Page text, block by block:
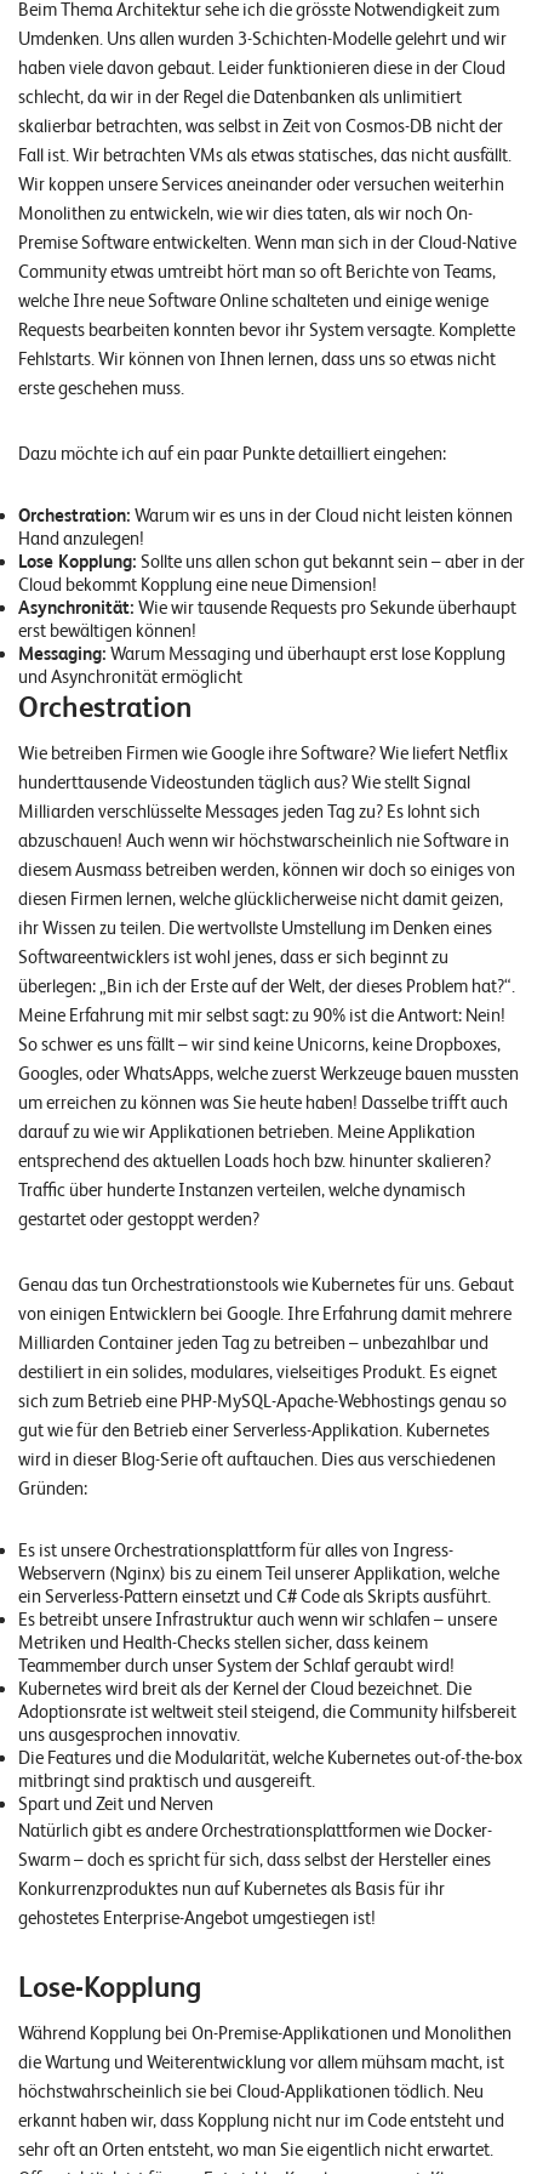
n
z
e
n
U
n
t
e
r
n
h
e
n
K
a
e
r
e
N
e
w
s
E
v
e
s
S
P
P
O
R
M
V
I
E
W
E
R
2
0
2
I
Beim Thema Architektur sehe ich die grösste Notwendigkeit zum
Umdenken. Uns allen wurden 3-Schichten-Modelle gelehrt und wir
haben viele davon gebaut. Leider funktionieren diese in der Cloud
schlecht, da wir in der Regel die Datenbanken als unlimitiert
skalierbar betrachten, was selbst in Zeit von Cosmos-DB nicht der
Fall ist. Wir betrachten VMs als etwas statisches, das nicht ausfällt.
Wir koppen unsere Services aneinander oder versuchen weiterhin
Monolithen zu entwickeln, wie wir dies taten, als wir noch On-
Premise Software entwickelten. Wenn man sich in der Cloud-Native
Community etwas umtreibt hört man so oft Berichte von Teams,
welche Ihre neue Software Online schalteten und einige wenige
Requests bearbeiten konnten bevor ihr System versagte. Komplette
Fehlstarts. Wir können von Ihnen lernen, dass uns so etwas nicht
erste geschehen muss.
Dazu möchte ich auf ein paar Punkte detailliert eingehen:
Orchestration: Warum wir es uns in der Cloud nicht leisten können
Hand anzulegen!
Lose Kopplung: Sollte uns allen schon gut bekannt sein – aber in der
Cloud bekommt Kopplung eine neue Dimension!
Asynchronität: Wie wir tausende Requests pro Sekunde überhaupt
erst bewältigen können!
Messaging: Warum Messaging und überhaupt erst lose Kopplung
und Asynchronität ermöglicht
Orchestration
Wie betreiben Firmen wie Google ihre Software? Wie liefert Netflix
hunderttausende Videostunden täglich aus? Wie stellt Signal
Milliarden verschlüsselte Messages jeden Tag zu? Es lohnt sich
abzuschauen! Auch wenn wir höchstwarscheinlich nie Software in
diesem Ausmass betreiben werden, können wir doch so einiges von
diesen Firmen lernen, welche glücklicherweise nicht damit geizen,
ihr Wissen zu teilen. Die wertvollste Umstellung im Denken eines
Softwareentwicklers ist wohl jenes, dass er sich beginnt zu
überlegen: „Bin ich der Erste auf der Welt, der dieses Problem hat?“.
Meine Erfahrung mit mir selbst sagt: zu 90% ist die Antwort: Nein!
So schwer es uns fällt – wir sind keine Unicorns, keine Dropboxes,
Googles, oder WhatsApps, welche zuerst Werkzeuge bauen mussten
um erreichen zu können was Sie heute haben! Dasselbe trifft auch
darauf zu wie wir Applikationen betrieben. Meine Applikation
entsprechend des aktuellen Loads hoch bzw. hinunter skalieren?
Traffic über hunderte Instanzen verteilen, welche dynamisch
gestartet oder gestoppt werden?
Genau das tun Orchestrationstools wie Kubernetes für uns. Gebaut
von einigen Entwicklern bei Google. Ihre Erfahrung damit mehrere
Milliarden Container jeden Tag zu betreiben – unbezahlbar und
destiliert in ein solides, modulares, vielseitiges Produkt. Es eignet
sich zum Betrieb eine PHP-MySQL-Apache-Webhostings genau so
gut wie für den Betrieb einer Serverless-Applikation. Kubernetes
wird in dieser Blog-Serie oft auftauchen. Dies aus verschiedenen
Gründen:
Es ist unsere Orchestrationsplattform für alles von Ingress-
Webservern (Nginx) bis zu einem Teil unserer Applikation, welche
ein Serverless-Pattern einsetzt und C# Code als Skripts ausführt.
Es betreibt unsere Infrastruktur auch wenn wir schlafen – unsere
Metriken und Health-Checks stellen sicher, dass keinem
Teammember durch unser System der Schlaf geraubt wird!
Kubernetes wird breit als der Kernel der Cloud bezeichnet. Die
Adoptionsrate ist weltweit steil steigend, die Community hilfsbereit
uns ausgesprochen innovativ.
Die Features und die Modularität, welche Kubernetes out-of-the-box
mitbringt sind praktisch und ausgereift.
Spart und Zeit und Nerven
Natürlich gibt es andere Orchestrationsplattformen wie Docker-
Swarm – doch es spricht für sich, dass selbst der Hersteller eines
Konkurrenzproduktes nun auf Kubernetes als Basis für ihr
gehostetes Enterprise-Angebot umgestiegen ist!
Lose-Kopplung
Während Kopplung bei On-Premise-Applikationen und Monolithen
die Wartung und Weiterentwicklung vor allem mühsam macht, ist
höchstwahrscheinlich sie bei Cloud-Applikationen tödlich. Neu
erkannt haben wir, dass Kopplung nicht nur im Code entsteht und
sehr oft an Orten entsteht, wo man Sie eigentlich nicht erwartet.